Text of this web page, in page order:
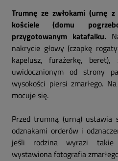
Trumnę ze zwłokami (urnę
kościele (domu
przygotowanym katafalku.
nakrycie głowy (czapkę
kapelusz, furażerkę,
uwidocznionym od strony
wysokości piersi zmarłego.
mocuje się.
Przed trumną (urną) ustawia
odznakami orderów i
jeśli rodzina wyrazi takie
wystawiona fotografia